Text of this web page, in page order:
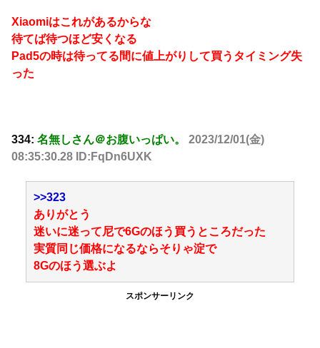
Xiaomiはこれがあるからな
待てば待つほど安くなる
Pad5の時は待ってる間に値上がりして買うタイミング失
った
334: 名無しさん＠お腹いっぱい。
2023/12/01(金)
08:35:30.28 ID:FqDn6UXK
>>323
ありがとう
迷いに迷って尼で6Gのほう買うところだった
実質同じ価格になるならそりゃ淀で
8Gのほう選ぶよ
スポンサーリンク